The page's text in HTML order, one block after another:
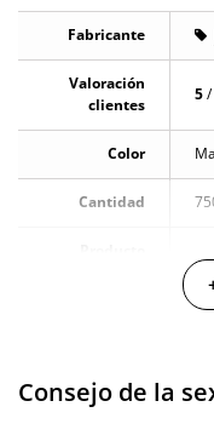
Fabricante
Valoración
clientes
5/
Color
Cantidad
Envío discreto
Consejo de la